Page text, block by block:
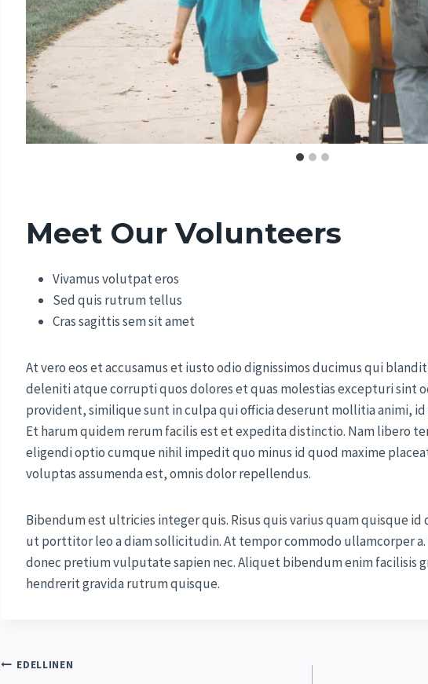
Meet Our Volunteers
Vivamus volutpat eros
Sed quis rutrum tellus
Cras sagittis sem sit amet
At vero eos et accusamus et iusto odio dignissimos ducimus qui
deleniti atque corrupti quos dolores et quas molestias excepturi sint
provident, similique sunt in culpa qui officia deserunt mollitia animi,
Et harum quidem rerum facilis est et expedita distinctio. Nam libero
eligendi optio cumque nihil impedit quo minus id quod maxime
voluptas assumenda est, omnis dolor repellendus.
Bibendum est ultricies integer quis. Risus quis varius quam quisque id
ut porttitor leo a diam sollicitudin. At tempor commodo ullamcorper
donec pretium vulputate sapien nec. Aliquet bibendum enim facilisis
hendrerit gravida rutrum quisque.
Artikkelien
EDELLINEN